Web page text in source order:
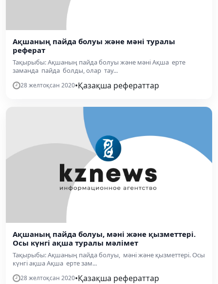
Ақшаның пайда болуы және мәні туралы
реферат
Тақырыбы: Ақшаның пайда болуы және мәні Ақша ерте
заманда пайда болды, олар тау...
28 желтоқсан 2020•Қазақша рефераттар
Ақшаның пайда болуы, мәні және қызметтері.
Осы күнгі ақша туралы мәлімет
Тақырыбы: Ақшаның пайда болуы, мәні және қызметтері. Осы
күнгі ақша Ақша ерте зам...
28 желтоқсан 2020•Қазақша рефераттар